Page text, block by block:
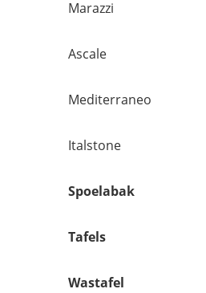
Marazzi
Ascale
Mediterraneo
Italstone
Spoelabak
Tafels
Wastafel